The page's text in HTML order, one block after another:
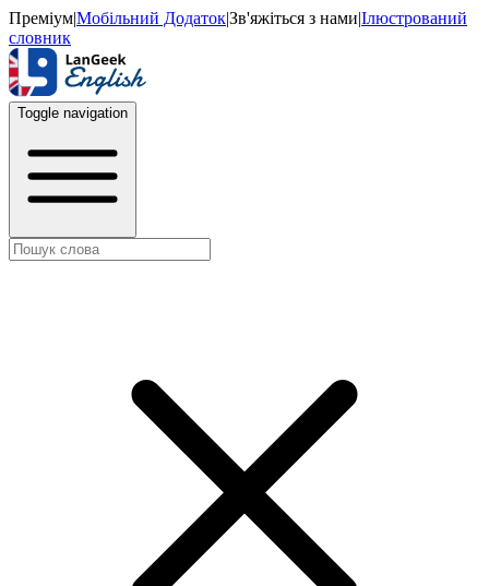
Преміум|Мобільний Додаток|Зв'яжіться з нами|Ілюстрований
словник
Toggle navigation